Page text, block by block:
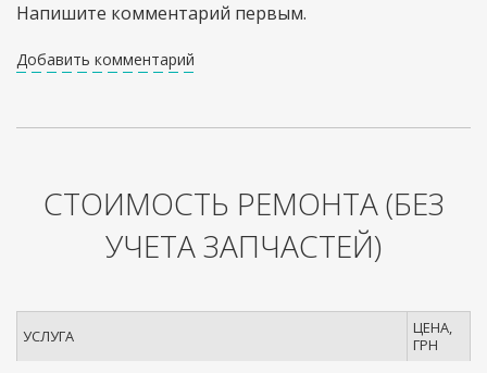
Напишите комментарий первым.
Добавить комментарий
СТОИМОСТЬ РЕМОНТА(БЕЗ
УЧЕТА ЗАПЧАСТЕЙ)
УСЛУГА
ЦЕНА,
ГРН